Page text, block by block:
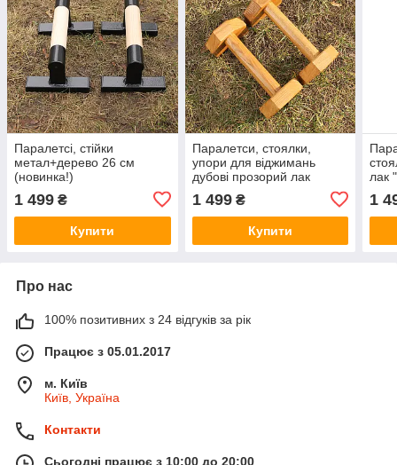
Паралетсі, стійки
метал+дерево 26 см
(новинка!)
1 499 ₴
Купити
Паралетси, стоялки,
упори для віджимань
дубові прозорий лак
1 499₴
Купити
лак
1
Про нас
100% позитивних з 24 відгуків за рік
Працює з 05.01.2017
м. Київ
Київ, Україна
Контакти
Сьогодні працює з 10:00 до 20:00